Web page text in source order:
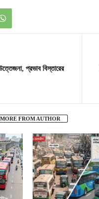
উত্তেজনা, প্রভাব বিস্তারের
MORE FROM AUTHOR